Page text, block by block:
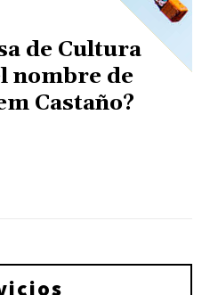
de Cultura
nombre de
Castaño?